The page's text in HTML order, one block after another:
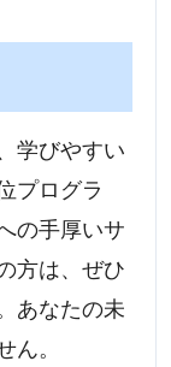
学びやすい
プログラ
の手厚いサ
方は、ぜひ
あなたの未
ん。